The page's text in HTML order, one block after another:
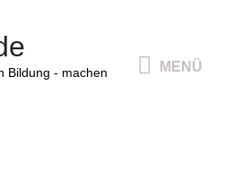
Bildung - machen
MENÜ